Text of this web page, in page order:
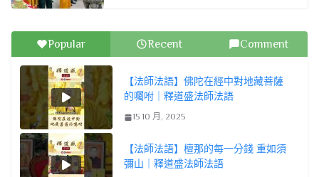
Popular Recent Comment
【法師法語】佛陀在經中對地藏菩薩
的囑咐｜釋道盛法師法語
15 10 月, 2025
【法師法語】檀那的每一分錢 重如須
彌山｜釋道盛法師法語